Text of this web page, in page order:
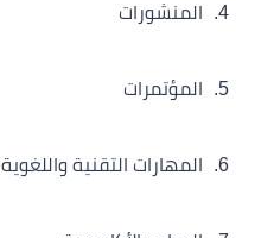
المنشورات
المؤتمرات
المهارات التقنية واللغوية